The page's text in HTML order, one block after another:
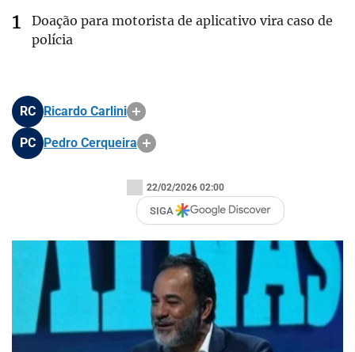
Doação para motorista de aplicativo vira caso de
polícia
RC Ricardo Carlini
PC Pedro Cerqueira
22/02/2026 02:00
SIGA